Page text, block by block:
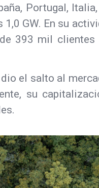
Portugal,
GW. En su
393 mil clientes
el salto al
su